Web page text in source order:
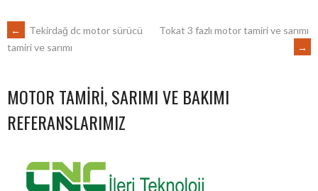
POST
NAVIGATION
←
Tekirdağ dc motor sürücü
tamiri ve sarımı
Tokat 3 fazlı motor tamiri ve sarımı
→
MOTOR TAMIRI, SARIMI VE BAKIMI
REFERANSLARIMIZ